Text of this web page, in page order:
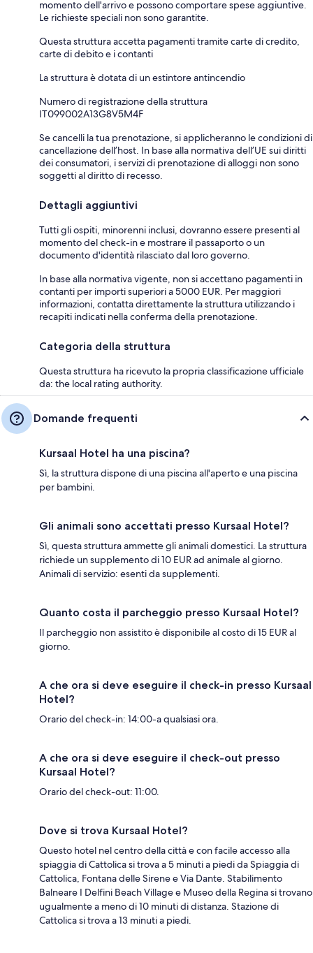
momento dell'arrivo e possono comportare spese aggiuntive.
Le richieste speciali non sono garantite.
Questa struttura accetta pagamenti tramite carte di credito,
carte di debito e i contanti
La struttura è dotata di un estintore antincendio
Numero di registrazione della struttura
IT099002A13G8V5M4F
Se cancelli la tua prenotazione, si applicheranno le condizioni di
cancellazione dell’host. In base alla normativa dell’UE sui diritti
dei consumatori, i servizi di prenotazione di alloggi non sono
soggetti al diritto di recesso.
Dettagli aggiuntivi
Tutti gli ospiti, minorenni inclusi, dovranno essere presenti al
momento del check-in e mostrare il passaporto o un
documento d'identità rilasciato dal loro governo.
In base alla normativa vigente, non si accettano pagamenti in
contanti per importi superiori a 5000 EUR. Per maggiori
informazioni, contatta direttamente la struttura utilizzando i
recapiti indicati nella conferma della prenotazione.
Categoria della struttura
Questa struttura ha ricevuto la propria classificazione ufficiale
da: the local rating authority.
Domande frequenti
Kursaal Hotel ha una piscina?
Sì, la struttura dispone di una piscina all'aperto e una piscina
per bambini.
Gli animali sono accettati presso Kursaal Hotel?
Sì, questa struttura ammette gli animali domestici. La struttura
richiede un supplemento di 10 EUR ad animale al giorno.
Animali di servizio: esenti da supplementi.
Quanto costa il parcheggio presso Kursaal Hotel?
Il parcheggio non assistito è disponibile al costo di 15 EUR al
giorno.
A che ora si deve eseguire il check-in presso Kursaal
Hotel?
Orario del check-in: 14:00-a qualsiasi ora.
A che ora si deve eseguire il check-out presso
Kursaal Hotel?
Orario del check-out: 11:00.
Dove si trova Kursaal Hotel?
Questo hotel nel centro della città e con facile accesso alla
spiaggia di Cattolica si trova a 5 minuti a piedi da Spiaggia di
Cattolica, Fontana delle Sirene e Via Dante. Stabilimento
Balneare I Delfini Beach Village e Museo della Regina si trovano
ugualmente a meno di 10 minuti di distanza. Stazione di
Cattolica si trova a 13 minuti a piedi.